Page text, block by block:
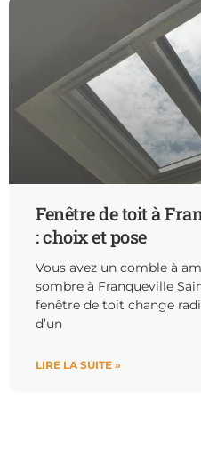
Fenêtre de toit à
: choix et pose
Vous avez un comble à
sombre à Franqueville
fenêtre de toit change
d’un
LIRE LA SUITE »